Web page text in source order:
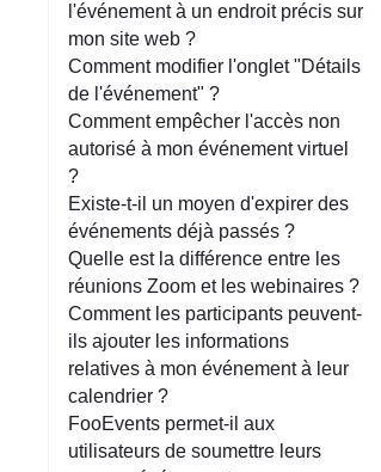
l'événement à un endroit précis sur
mon site web ?
Comment modifier l'onglet "Détails
de l'événement" ?
Comment empêcher l'accès non
autorisé à mon événement virtuel
?
Existe-t-il un moyen d'expirer des
événements déjà passés ?
Quelle est la différence entre les
réunions Zoom et les webinaires ?
Comment les participants peuvent-
ils ajouter les informations
relatives à mon événement à leur
calendrier ?
FooEvents permet-il aux
utilisateurs de soumettre leurs